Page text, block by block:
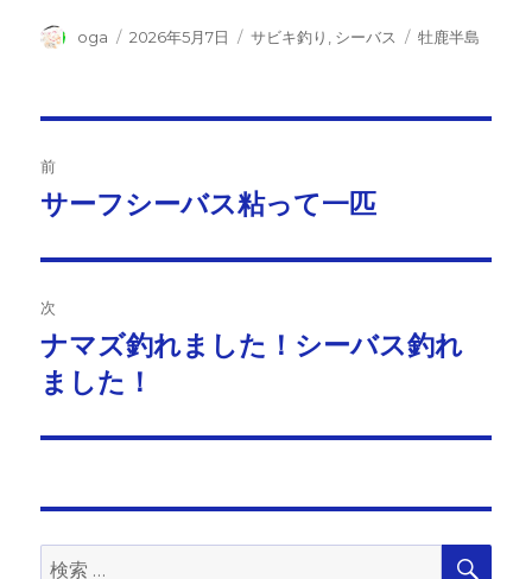
投
oga
投
2026年5月7日
カ
サビキ釣り シーバス
タ
牡鹿半島
稿
ビ
ゲ
ー
シ
ン
前
前
投
稿:
サーフシーバス粘って一匹
次
次
の
稿:
ナマズ釣れました！シーバス釣れ
ました！
検
検